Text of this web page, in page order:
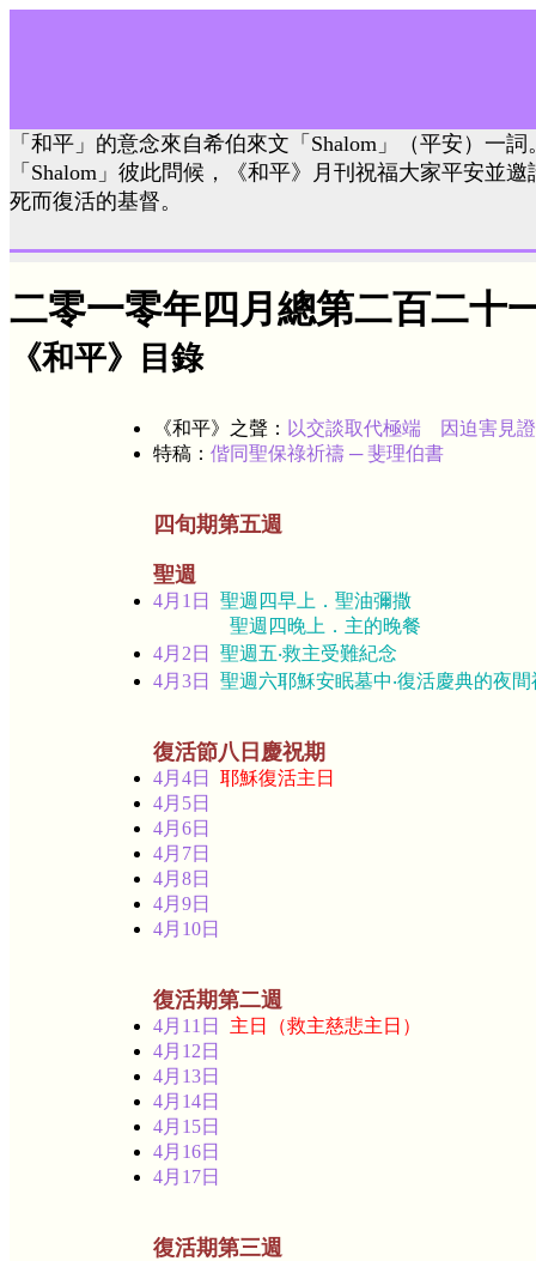
「和平」的意念來自希伯來文「Shalom」（平安）一
「Shalom」彼此問候，《和平》月刊祝福大家平安並
死而復活的基督。
二零一零年四月總第二百二十
《和平》目錄
《和平》之聲： 以交談取代極端 因迫害見
特稿： 偕同聖保祿祈禱 ─ 斐理伯書
四旬期第五週
聖週
4月1日 聖週四早上．聖油彌撒
聖週四晚上．主的晚餐
4月2日 聖週五‧救主受難紀念
4月3日 聖週六耶穌安眠墓中‧復活慶典的夜間
復活節八日慶祝期
4月4日
耶穌復活主日
4月5日
4月6日
4月7日
4月8日
4月9日
4月10日
復活期第二週
4月11日
主日（救主慈悲主日）
4月12日
4月13日
4月14日
4月15日
4月16日
4月17日
復活期第三週